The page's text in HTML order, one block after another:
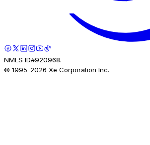
NMLS ID#920968.
© 1995-2026 Xe Corporation Inc.